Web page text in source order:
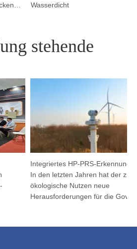
Wasserdicht
stehende
In den letzten Jahren hat der
ökologische Nutzen neue
Herausforderungen für die